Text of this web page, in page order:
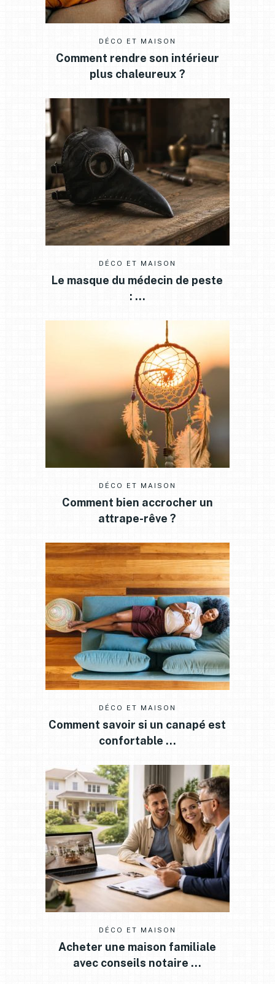
DÉCO ET MAISON
Comment rendre son intérieur
plus chaleureux ?
DÉCO ET MAISON
Le masque du médecin de peste
: …
DÉCO ET MAISON
Comment bien accrocher un
attrape-rêve ?
DÉCO ET MAISON
Comment savoir si un canapé est
confortable …
DÉCO ET MAISON
Acheter une maison familiale
avec conseils notaire …